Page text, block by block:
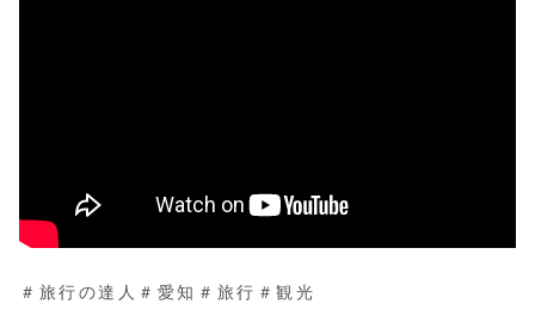
＃旅行の達人＃愛知＃旅行＃観光